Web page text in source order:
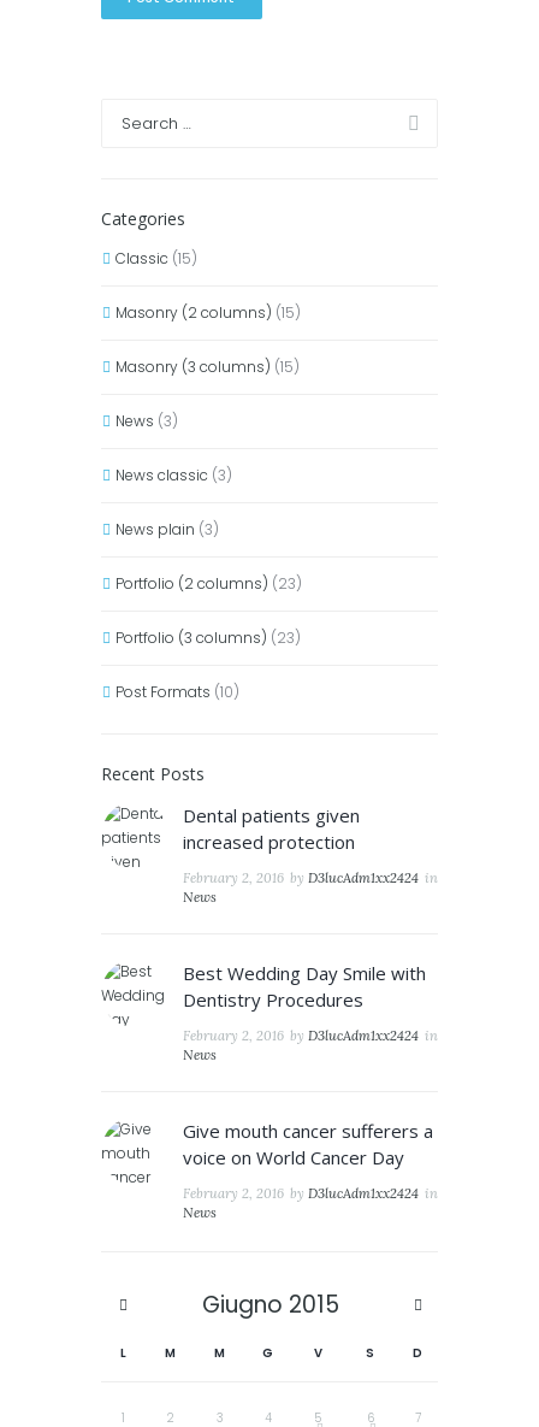
Categories
Classic (15)
Masonry (2 columns) (15)
Masonry (3 columns) (15)
News (3)
News classic (3)
News plain (3)
Portfolio (2 columns) (23)
Portfolio (3 columns) (23)
Post Formats (10)
Recent Posts
Dental patients given
increased protection
February 2, 2016 by D3lucAdm1xx2424 in
News
Best Wedding Day Smile with
Dentistry Procedures
February 2, 2016 by D3lucAdm1xx2424 in
News
Give mouth cancer sufferers a
voice on World Cancer Day
February 2, 2016 by D3lucAdm1xx2424 in
News
Giugno 2015
L M M G V S D
1 2 3 4 5 6 7